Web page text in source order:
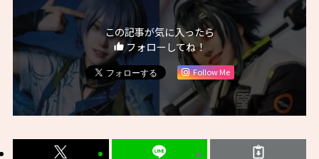
この記事が気に入ったら
フォローしてね！
Follow Me